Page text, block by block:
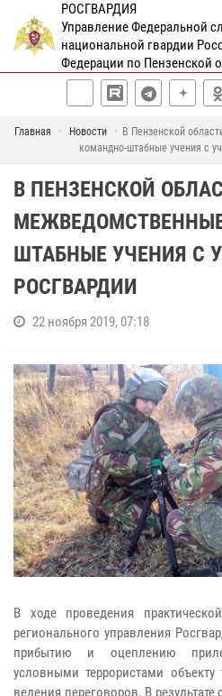
РОСГВАРДИЯ
Управление Федеральной
национальной гвардии
Федерации по Пензенской
Главная Новости
В Пензенской
командно-штабные учения с
В ПЕНЗЕНСКОЙ
ШТАБНЫЕ УЧЕНИЯ С
РОСГВАРДИИ
22 ноября 2019, 07:18
В ходе проведения
регионального управления
прибытию и оцеплению
условными террористами объекту
ведения переговоров. В